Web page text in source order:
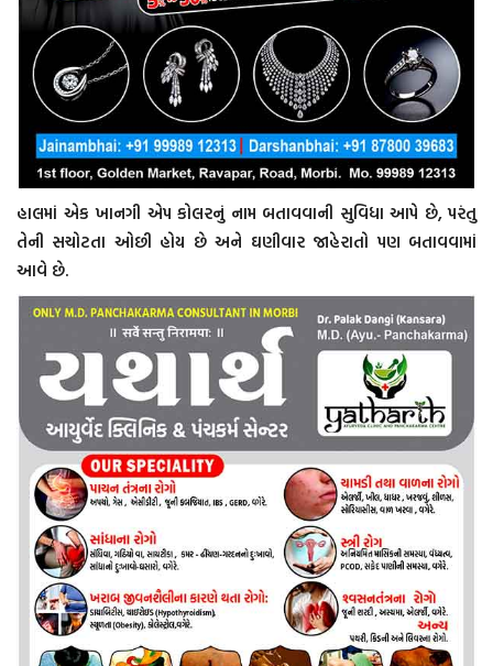
હાલમાં એક ખાનગી એપ કોલરનું નામ બતાવવાની સુવિધા આપે છે, પરંતુ
તેની સચોટતા ઓછી હોય છે અને ઘણીવાર જાહેરાતો પણ બતાવવામાં
આવે છે.